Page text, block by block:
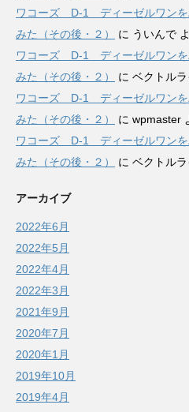
ワコーズ D-1 ディーゼルワンを
みた（その後・２）
に ういんで
ワコーズ D-1 ディーゼルワンを
みた（その後・２）
に ベクトル
ワコーズ D-1 ディーゼルワンを
みた（その後・２）
に wpmaster
ワコーズ D-1 ディーゼルワンを
みた（その後・２）
に ベクトル
アーカイブ
2022年6月
2022年5月
2022年4月
2022年3月
2021年9月
2020年7月
2020年1月
2019年10月
2019年4月